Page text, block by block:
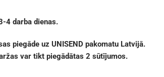
4 darba dienas.
piegāde uz UNISEND pakomatu Latvijā.
var tikt piegādātas 2 sūtījumos.